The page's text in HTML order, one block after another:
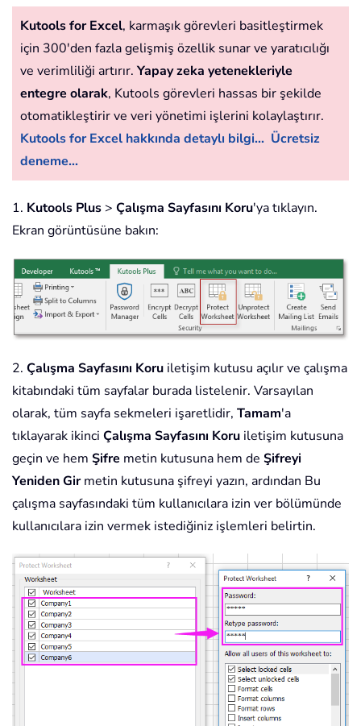
Kutools for Excel, karmaşık görevleri basitleştirmek
için 300'den fazla gelişmiş özellik sunar ve yaratıcılığı
ve verimliliği artırır. Yapay zeka yetenekleriyle
entegre olarak, Kutools görevleri hassas bir şekilde
otomatikleştirir ve veri yönetimi işlerini kolaylaştırır.
Kutools for Excel hakkında detaylı bilgi... Ücretsiz
deneme...
1. Kutools Plus > Çalışma Sayfasını Koru'ya tıklayın.
Ekran görüntüsüne bakın:
2. Çalışma Sayfasını Koru iletişim kutusu açılır ve çalışma
kitabındaki tüm sayfalar burada listelenir. Varsayılan
olarak, tüm sayfa sekmeleri işaretlidir, Tamam'a
tıklayarak ikinci Çalışma Sayfasını Koru iletişim kutusuna
geçin ve hem Şifre metin kutusuna hem de Şifreyi
Yeniden Girmetin kutusuna şifreyi yazın, ardından Bu
çalışma sayfasındaki tüm kullanıcılara izin ver bölümünde
kullanıcılara izin vermek istediğiniz işlemleri belirtin.